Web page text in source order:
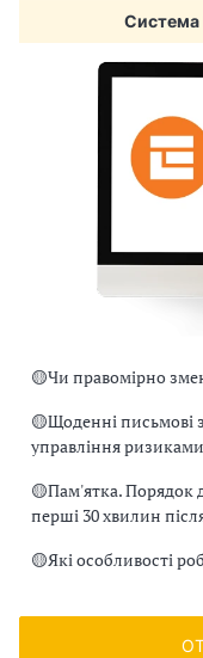
Система
🟡Чи правомірно
🟡Щоденні письмові
управління ризиками
🟡Пам'ятка. Порядок
перші 30 хвилин
🟡Які особливості